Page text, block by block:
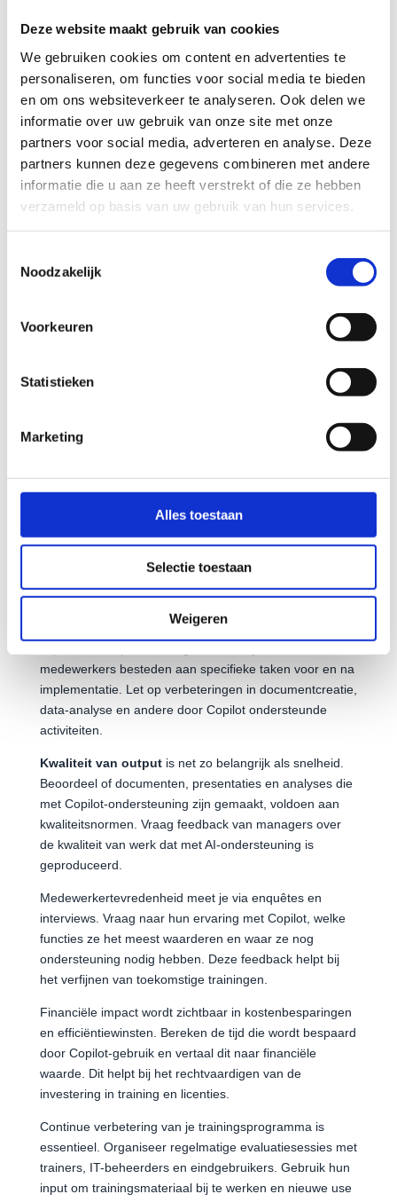
Deze website maakt gebruik van cookies
We gebruiken cookies om content en advertenties te
personaliseren, om functies voor social media te bieden
en om ons websiteverkeer te analyseren. Ook delen we
informatie over uw gebruik van onze site met onze
partners voor social media, adverteren en analyse. Deze
partners kunnen deze gegevens combineren met andere
informatie die u aan ze heeft verstrekt of die ze hebben
verzameld op basis van uw gebruik van hun services.
Noodzakelijk
Voorkeuren
Statistieken
Marketing
Alles toestaan
Selectie toestaan
Weigeren
browsers of onjuiste licentie-instellingen verstoren de
en zorg dat IT-support beschikbaar is tijdens
trainingsessies.
Oververwachtingen over AI-mogelijkheden leiden tot
teleurstelling. Medewerkers verwachten soms dat
Copilot alle problemen oplost, maar AI heeft
beperkingen. Stel realistische verwachtingen en leg uit
wanneer menselijke input nog steeds noodzakelijk is.
Gebrek aan tijd voor training is een veelgehoorde klacht.
Organisaties plannen vaak te weinig tijd in voor grondige
Copilot-training. Reserveer voldoende tijd voor initiële
medewerkers hun vaardigheden snel. Bouw daarom
van Copilot-functionaliteiten in het dagelijkse werk.
trainingsprogramma?
Gebruikersadoptie is de belangrijkste indicator voor
trainingssucces. Meet hoeveel medewerkers Copilot
actief gebruiken en hoe vaak. Microsoft biedt analytics
gebruiksstatistieken bij te houden en trends te
identificeren.
Productiviteitsmetingen geven inzicht in de werkelijke
medewerkers besteden aan specifieke taken voor en na
implementatie. Let op verbeteringen in documentcreatie,
data-analyse en andere door Copilot ondersteunde
activiteiten.
Kwaliteit van outputis net zo belangrijk als snelheid.
Beoordeel of documenten, presentaties en analyses die
met Copilot-ondersteuning zijn gemaakt, voldoen aan
kwaliteitsnormen. Vraag feedback van managers over
de kwaliteit van werk dat met AI-ondersteuning is
geproduceerd.
Medewerkertevredenheid meet je via enquêtes en
interviews. Vraag naar hun ervaring met Copilot, welke
functies ze het meest waarderen en waar ze nog
ondersteuning nodig hebben. Deze feedback helpt bij
het verfijnen van toekomstige trainingen.
Financiële impact wordt zichtbaar in kostenbesparingen
en efficiëntiewinsten. Bereken de tijd die wordt bespaard
door Copilot-gebruik en vertaal dit naar financiële
waarde. Dit helpt bij het rechtvaardigen van de
investering in training en licenties.
Continue verbetering van je trainingsprogramma is
essentieel. Organiseer regelmatige evaluatiesessies met
trainers, IT-beheerders en eindgebruikers. Gebruik hun
input om trainingsmateriaal bij te werken en nieuwe use